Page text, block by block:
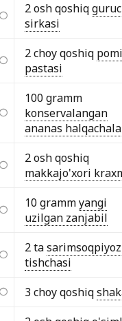
2 osh qoshiq
sirkasi
2 choy qoshiq
pastasi
100 gramm
konservalangan
ananas
2 osh qoshiq
makkajo'xori
10 grammyangi
uzilgan zanjabil
2 tasarimsoqpiyoz
tishchasi
3 choy qoshiq